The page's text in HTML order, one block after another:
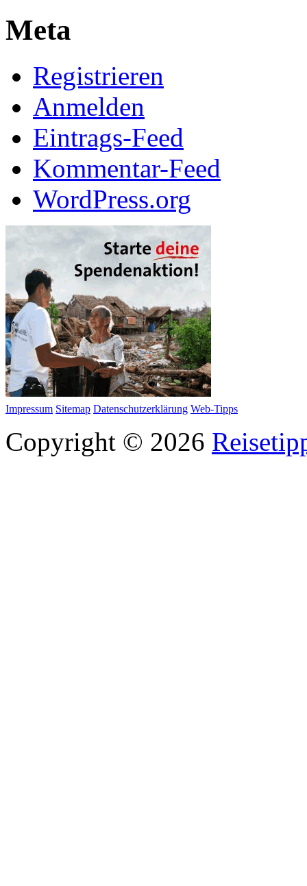
Meta
Registrieren
Anmelden
Eintrags-Feed
Kommentar-Feed
WordPress.org
Impressum Sitemap Datenschutzerklärung Web-Tipps
Copyright © 2026